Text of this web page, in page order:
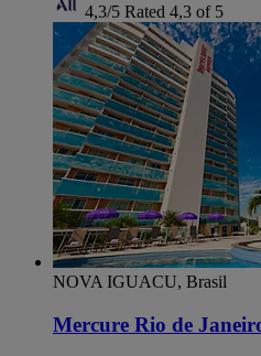
4,3/5 Rated 4,3 of 5
NOVA IGUACU, Brasil
Mercure Rio de